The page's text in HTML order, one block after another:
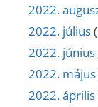
2022.
2022. július
2022. június
2022. május
2022. április